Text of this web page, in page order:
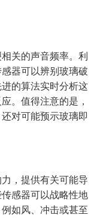
关的声音频率。利
器可以辨别玻璃破
的算法实时分析这
。值得注意的是，
对可能预示玻璃即
，提供有关可能导
感器可以战略性地
如风、冲击或甚至